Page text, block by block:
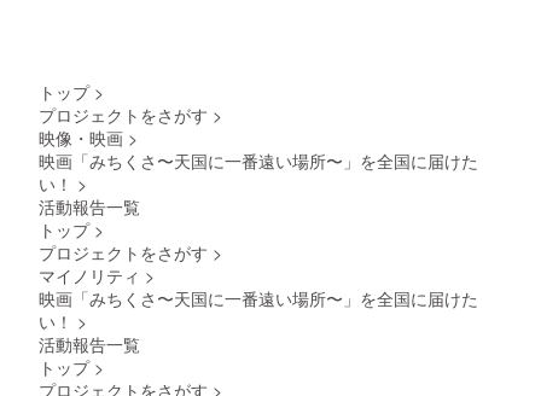
レット
ように
発送い
ニュー
は異な
期限
付）を
外映画
祭に出
ンド
ロール
トップ >
プロジェクトをさがす >
映像・映画 >
映画「みちくさ〜天国に一番遠い場所〜」を全国に届けた
い！ >
活動報告一覧
トップ >
プロジェクトをさがす >
マイノリティ >
映画「みちくさ〜天国に一番遠い場所〜」を全国に届けた
い！ >
活動報告一覧
トップ >
プロジェクトをさがす >